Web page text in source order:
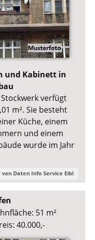
und Kabinett in
verfügt
m². Sie besteht
Küche, einem
und einem
wurde im Jahr
von Daten Info Service Eibl
51 m²
40.000,-